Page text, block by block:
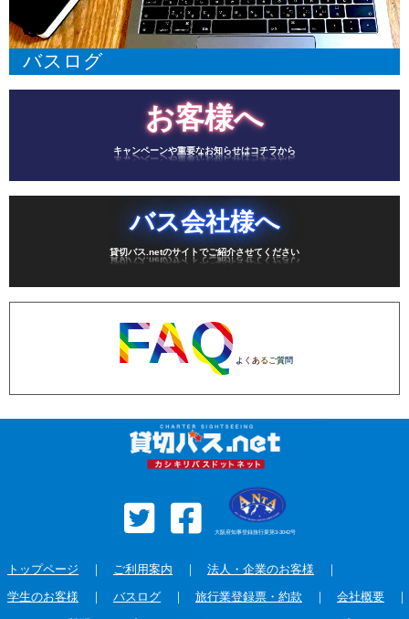
バスログ
お客様へ
キャンペーンや重要なお知らせはコチラから
バス会社様へ
貸切バス.netのサイトでご紹介させてください
FAQ よくあるご質問
大阪府知事登録旅行業第3-3042号
トップページ ｜ ご利用案内 ｜ 法人・企業のお客様 ｜
学生のお客様 ｜ バスログ ｜ 旅行業登録票・約款 ｜ 会社概要 ｜